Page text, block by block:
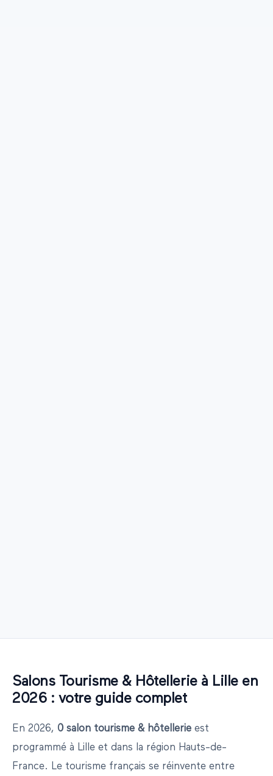
Salons Tourisme & Hôtellerieà Lilleen
2026: votre guide complet
En 2026, 0 salon tourisme & hôtellerie est
programmé à Lille et dans la région Hauts-de-
France. Le tourisme français se réinvente entre